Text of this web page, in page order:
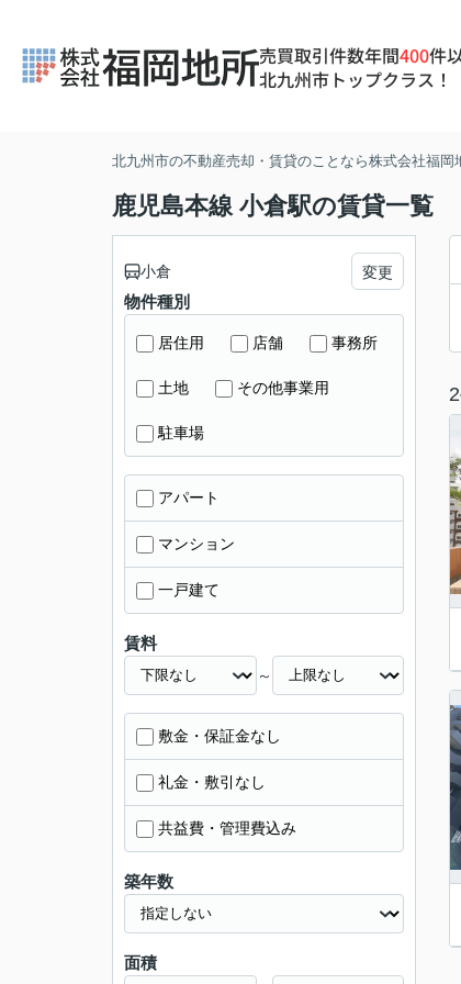
売買取引件数年間400件
北九州市トップクラス！
北九州市の不動産売却・賃貸のことなら株式会社福岡
鹿児島本線 小倉駅の賃貸一覧
2
小倉 変更
物件種別
居住用 店舗 事務所
土地 その他事業用
駐車場
アパート
マンション
一戸建て
賃料
～
敷金・保証金なし
礼金・敷引なし
共益費・管理費込み
築年数
面積